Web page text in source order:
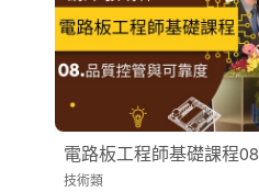
電路板工程師基礎課程08
技術類